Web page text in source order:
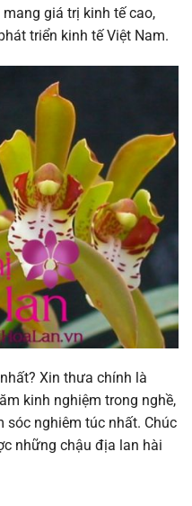
giá trị kinh tế cao,
triển kinh tế Việt Nam.
Xin thưa chính là
kinh nghiệm trong nghề,
nghiêm túc nhất. Chúc
những chậu địa lan hài